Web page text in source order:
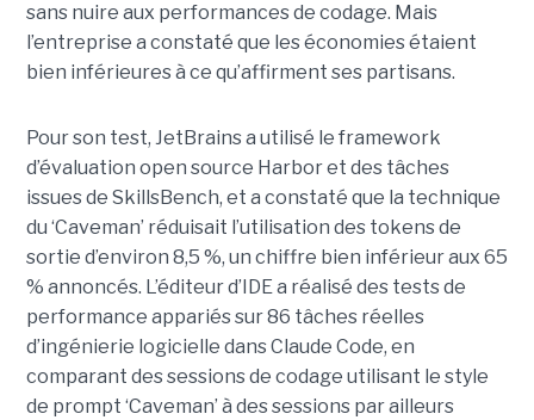
sans nuire aux performances de codage. Mais
l’entreprise a constaté que les économies étaient
bien inférieures à ce qu’affirment ses partisans.
Pour son test, JetBrains a utilisé le framework
d’évaluation open source Harbor et des tâches
issues de SkillsBench, et a constaté que la technique
du ‘Caveman’ réduisait l’utilisation des tokens de
sortie d’environ 8,5 %, un chiffre bien inférieur aux 65
% annoncés. L’éditeur d’IDE a réalisé des tests de
performance appariés sur 86 tâches réelles
d’ingénierie logicielle dans Claude Code, en
comparant des sessions de codage utilisant le style
de prompt ‘Caveman’ à des sessions par ailleurs